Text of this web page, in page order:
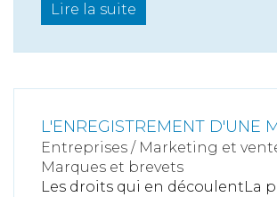
Lire la suite
L'ENREGISTREMENT D'UNE
Entreprises / Marketing et
Marques et brevets
Les droits qui en découlentLa